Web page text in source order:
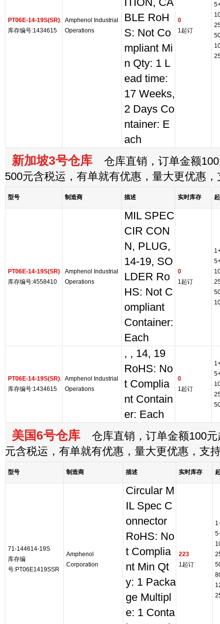
PT06E-14-19S(SR).
库存编号:1434615
Amphenol Industrial
Operations
ITION, CA
BLE RoH
S: Not Co
mpliant Mi
n Qty: 1 L
ead time:
17 Weeks,
2 Days Co
ntainer: E
ach
0
1起订
新加坡3号仓库 仓库直销，订单金额
500元含税运，有单就有优惠，量大更优惠
型号 制造商 描述 实时库存
PT06E-14-19S(SR)
库存编号:4558410
Amphenol Industrial
Operations
MIL SPEC
CIR CON
N, PLUG,
14-19, SO
LDER Ro
HS: Not C
ompliant
Container:
Each
0
1起订
PT06E-14-19S(SR).
库存编号:1434615
Amphenol Industrial
Operations
, , 14, 19
RoHS: No
t Complia
nt Contain
er: Each
0
1起订
美国6号仓库 仓库直销，订单金额100元
元含税运，有单就有优惠，量大更优惠，支
型号 制造商 描述 实时库存
71-144614-19S
库存编
号:PT06E1419SSR
Amphenol
Corporation
Circular M
IL Spec C
onnector
RoHS: No
t Complia
nt Min Qt
y: 1 Packa
ge Multipl
e: 1 Conta
223
1起订